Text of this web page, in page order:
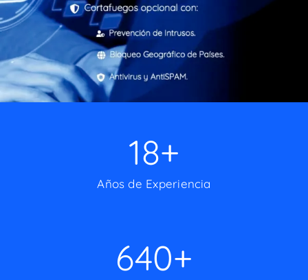
18+
Años de Experiencia
640+